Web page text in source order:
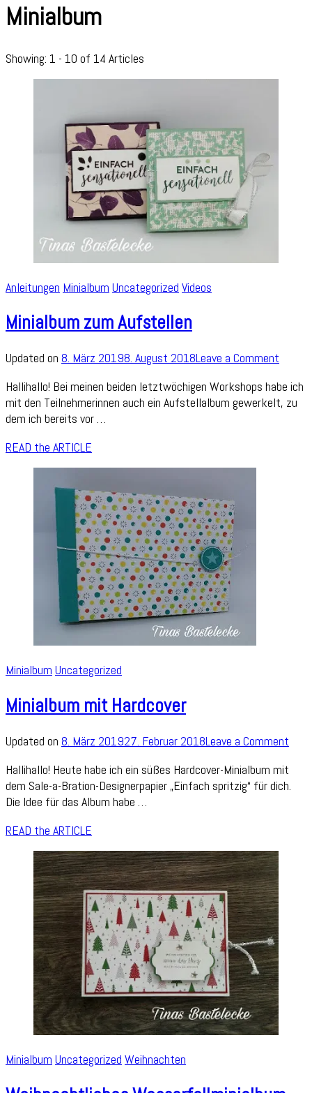
Minialbum
Showing: 1 - 10 of 14 Articles
Anleitungen Minialbum Uncategorized Videos
Minialbum zum Aufstellen
Updated on 8. März 20198. August 2018Leave a Comment
zum
Hallihallo! Bei meinen beiden letztwöchigen Workshops habe ich
mit den Teilnehmerinnen auch ein Aufstellalbum gewerkelt, zu
dem ich bereits vor …
READ the ARTICLE
Minialbum Uncategorized
Minialbum mit Hardcover
Updated on 8. März 201927. Februar 2018Leave a Comment
Hallihallo! Heute habe ich ein süßes Hardcover-Minialbum mit
dem Sale-a-Bration-Designerpapier „Einfach spritzig“ für dich.
Die Idee für das Album habe …
READ the ARTICLE
Minialbum Uncategorized Weihnachten